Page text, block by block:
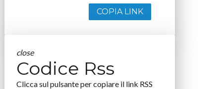
COPIA LINK
close
Codice Rss
Clicca sul pulsante per copiare il link RSS